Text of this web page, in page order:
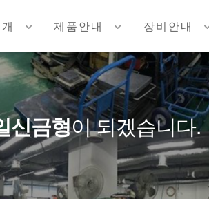
제품안내 장비안내
신금형이 되겠습니다.